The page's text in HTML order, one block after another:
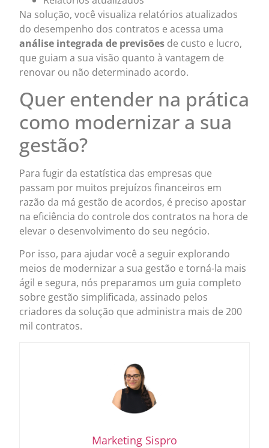
Na solução, você visualiza relatórios atualizados
do desempenho dos contratos e acessa uma
análise integrada de previsões de custo e lucro,
que guiam a sua visão quanto à vantagem de
renovar ou não determinado acordo.
Quer entender na prática
como modernizar a sua
gestão?
Para fugir da estatística das empresas que
passam por muitos prejuízos financeiros em
razão da má gestão de acordos, é preciso apostar
na eficiência do controle dos contratos na hora de
elevar o desenvolvimento do seu negócio.
Por isso, para ajudar você a seguir explorando
meios de modernizar a sua gestão e torná-la mais
ágil e segura, nós preparamos um guia completo
sobre gestão simplificada, assinado pelos
criadores da solução que administra mais de 200
mil contratos.
Marketing Sispro